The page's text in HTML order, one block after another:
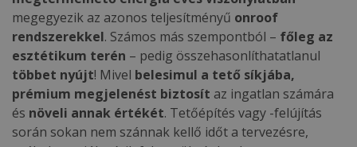
megegyezik az azonos teljesítményű onroof
rendszerekkel. Számos más szempontból – főleg az
esztétikum terén – pedig összehasonlíthatatlanul
többet nyújt! Mivel belesimul a tető síkjába,
prémium megjelenést biztosít az ingatlan számára
és növeli annak értékét. Tetőépítés vagy -felújítás
során sokan nem szánnak kellő időt a tervezésre,